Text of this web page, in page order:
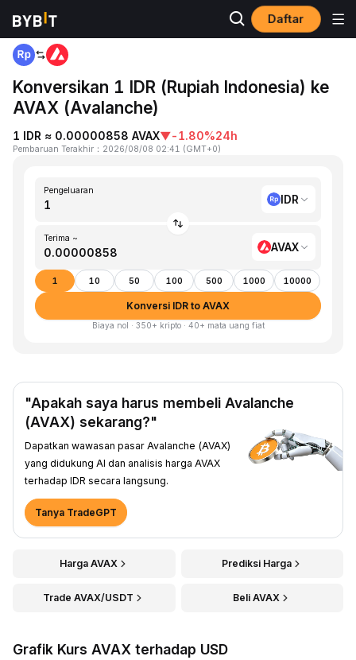
Daftar
Beranda
Konversikan 1 IDR (Rupiah Indonesia) ke
AVAX (Avalanche)
1 IDR ≈ 0.00000858 AVAX▼-1.80%24h
Pembaruan Terakhir ： 2026/08/08 02:41 (GMT+0)
Pengeluaran
IDR
Terima ~
AVAX
1 10 50 100 500 1000 10000
Konversi IDR to AVAX
Biaya nol · 350+ kripto · 40+ mata uang fiat
"Apakah saya harus membeli Avalanche
(AVAX) sekarang?"
Dapatkan wawasan pasar Avalanche (AVAX)
yang didukung AI dan analisis harga AVAX
terhadap IDR secara langsung.
Tanya TradeGPT
Harga AVAX Prediksi Harga
Trade AVAX/USDT Beli AVAX
Grafik Kurs AVAX terhadap USD